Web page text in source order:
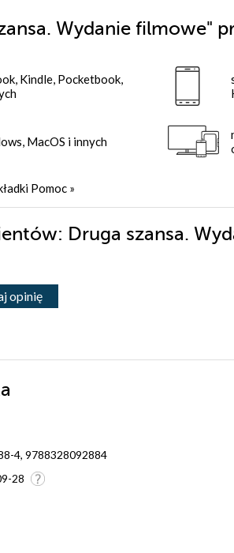
Wydanie filmowe"
Kindle, Pocketbook,
MacOS i innych
Pomoc »
Druga szansa.
opinię
4, 9788328092884
28